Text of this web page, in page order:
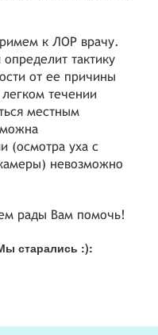
к ЛОР врачу.
тактику
от ее причины
течении
местным
(осмотра уха с
невозможно
рады Вам помочь!
старались :):